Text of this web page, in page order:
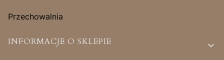
Przechowalnia
INFORMACJE O SKLEPIE